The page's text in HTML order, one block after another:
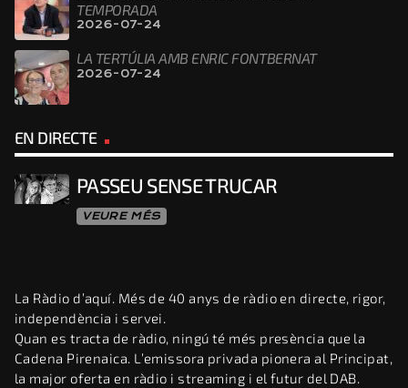
TEMPORADA
2026-07-24
LA TERTÚLIA AMB ENRIC FONTBERNAT
2026-07-24
EN DIRECTE
PASSEU SENSE TRUCAR
VEURE MÉS
La Ràdio d’aquí. Més de 40 anys de ràdio en directe, rigor,
independència i servei.
Quan es tracta de ràdio, ningú té més presència que la
Cadena Pirenaica. L’emissora privada pionera al Principat,
la major oferta en ràdio i streaming i el futur del DAB.